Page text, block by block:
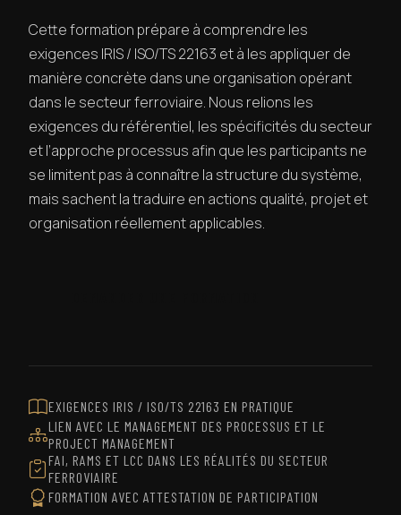
Cette formation prépare à comprendre les
exigences IRIS / ISO/TS 22163 et à les appliquer de
manière concrète dans une organisation opérant
dans le secteur ferroviaire. Nous relions les
exigences du référentiel, les spécificités du secteur
et l’approche processus afin que les participants ne
se limitent pas à connaître la structure du système,
mais sachent la traduire en actions qualité, projet et
organisation réellement applicables.
EXIGENCES IRIS / ISO/TS 22163 EN PRATIQUE
LIEN AVEC LE MANAGEMENT DES PROCESSUS ET LE
PROJECT MANAGEMENT
FAI, RAMS ET LCC DANS LES RÉALITÉS DU SECTEUR
FERROVIAIRE
FORMATION AVEC ATTESTATION DE PARTICIPATION